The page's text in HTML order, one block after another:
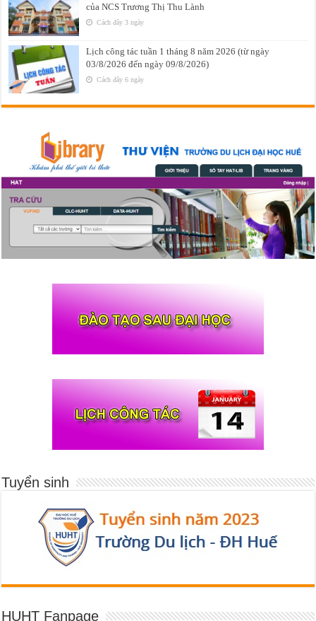
của NCS Trương Thị Thu Lành
Cách đây 3 ngày
Lịch công tác tuần 1 tháng 8 năm 2026 (từ ngày
03/8/2026 đến ngày 09/8/2026)
Cách đây 6 ngày
Tuyển sinh
HUHT Fanpage